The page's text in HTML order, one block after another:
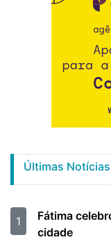
Últimas Notícias
1
Fátima
cidade